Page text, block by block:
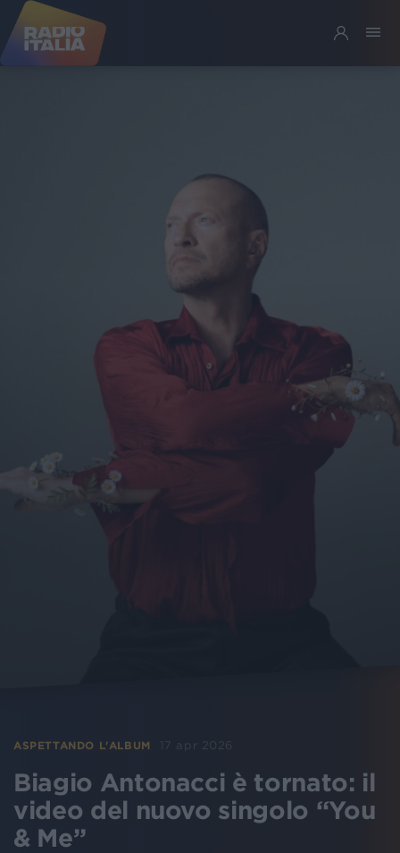
ASPETTANDO L'ALBUM 17 apr 2026
Biagio Antonacci è tornato: il
video del nuovo singolo “You
& Me”